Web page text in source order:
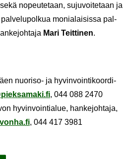
no­peu­te­taan, su­ju­voi­te­taan ja
pal­ve­lu­pol­kua mo­nia­lai­sis­sa pal­
Mari Teit­ti­nen.
nuoriso-​ ja hy­vin­voin­ti­koor­di­
, 044 088 2470
hy­vin­voin­tia­lue, han­ke­joh­ta­ja,
, 044 417 3981